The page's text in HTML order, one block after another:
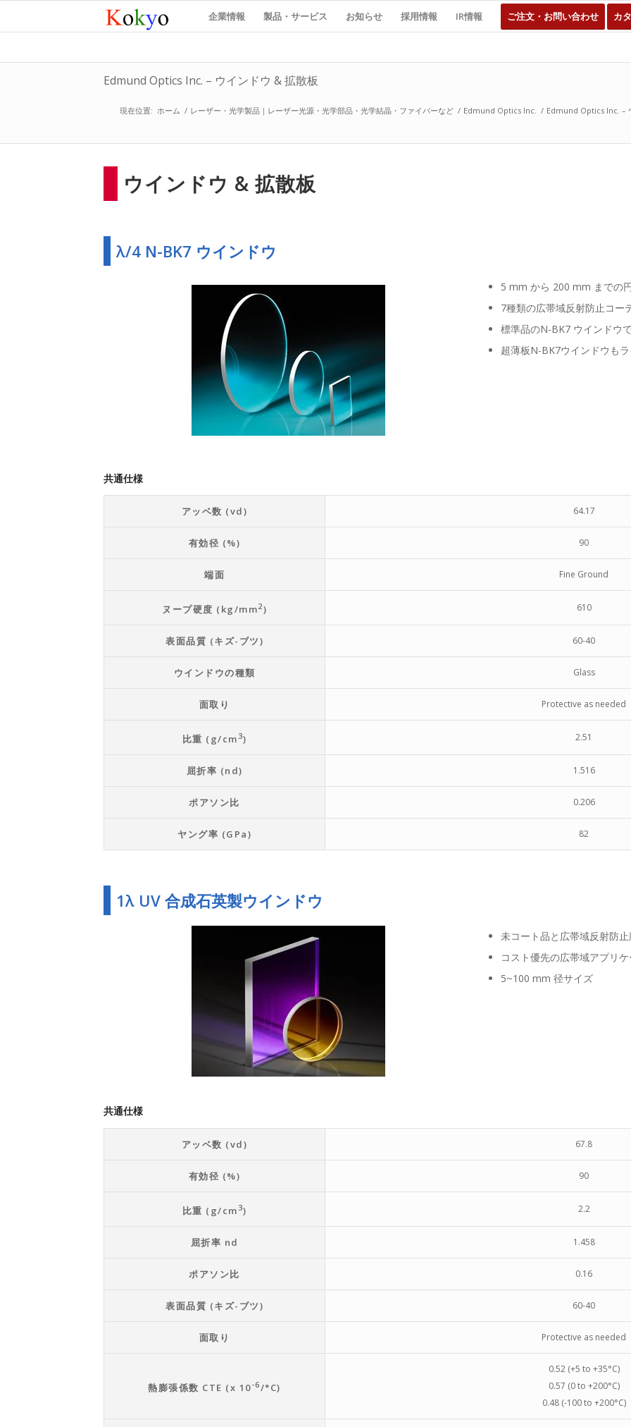
企業情報 製品・サービス お知らせ 採用情報 IR情報 ご注文・お問い合わせ カ
Edmund Optics Inc. – ウインドウ & 拡散板
現在位置: ホーム / レーザー・光学製品｜レーザー光源・光学部品・光学結晶・ファイバーなど / Edmund Optics Inc. / Edmund Optics Inc. –
ウインドウ & 拡散板
λ/4 N-BK7 ウインドウ
5 mm から 200 mm までの
7種類の広帯域反射防止コー
標準品のN-BK7 ウインドウ
超薄板N-BK7ウインドウも
共通仕様
アッベ数 (vd) 64.17
有効径 (%) 90
端面 Fine Ground
ヌープ硬度 (kg/mm2) 610
表面品質 (キズ-ブツ) 60-40
ウインドウの種類 Glass
面取り Protective as needed
比重 (g/cm 3) 2.51
屈折率 (nd) 1.516
ポアソン比 0.206
ヤング率 (GPa) 82
1λ UV 合成石英製ウインドウ
未コート品と広帯域反射防
コスト優先の広帯域アプリ
5~100 mm 径サイズ
共通仕様
アッベ数 (vd) 67.8
有効径 (%) 90
比重 (g/cm 3) 2.2
屈折率 nd 1.458
ポアソン比 0.16
表面品質 (キズ-ブツ) 60-40
面取り Protective as needed
熱膨張係数 CTE (x 10-6/°C)
0.52 (+5 to +35°C)
0.57 (0 to +200°C)
0.48 (-100 to +200°C)